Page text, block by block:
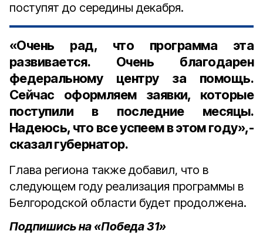
поступят до середины декабря.
«Очень рад, что программа эта
развивается. Очень благодарен
федеральному центру за помощь.
Сейчас оформляем заявки, которые
поступили в последние месяцы.
Надеюсь, что все успеем в этом году»,-
сказал губернатор.
Глава региона также добавил, что в
следующем году реализация программы в
Белгородской области будет продолжена.
Подпишись на «Победа 31»